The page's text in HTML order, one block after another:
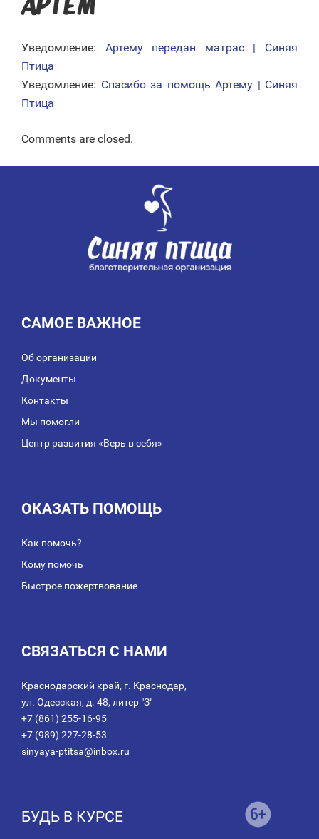
АРТЕМ
Уведомление: Артему передан матрас | Синяя
Птица
Уведомление: Спасибо за помощь Артему | Синяя
Птица
Comments are closed.
САМОЕ ВАЖНОЕ
Об организации
Документы
Контакты
Мы помогли
Центр развития «Верь в себя»
ОКАЗАТЬ ПОМОЩЬ
Как помочь?
Кому помочь
Быстрое пожертвование
СВЯЗАТЬСЯ С НАМИ
Краснодарский край, г. Краснодар,
ул. Одесская, д. 48, литер "З"
+7 (861) 255-16-95
+7 (989) 227-28-53
sinyaya-ptitsa@inbox.ru
БУДЬ В КУРСЕ